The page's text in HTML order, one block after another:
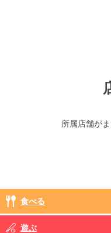
所属店舗が
食べる
遊ぶ